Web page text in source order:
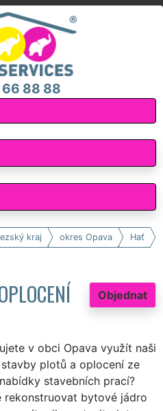
88 88
kraj okres Opava Hať
Objednat
v obci Opava využít naši
plotů a oplocení ze
stavebních prací?
rekonstruovat bytové jádro